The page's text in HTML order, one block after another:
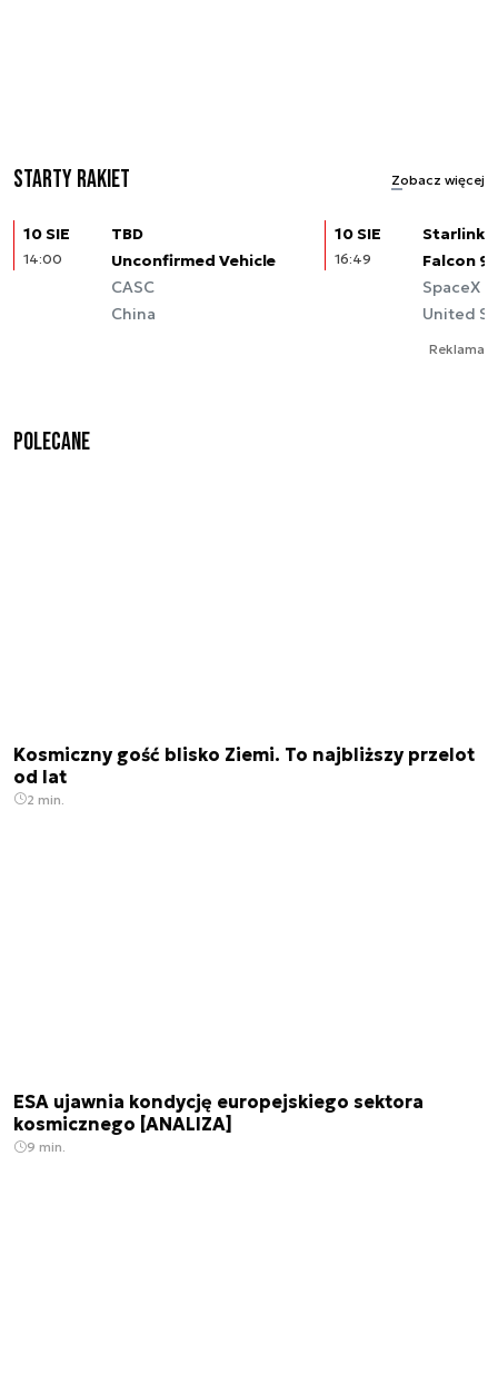
Starty rakiet Zobacz więcej
10 SIE
14:00
TBD
Unconfirmed Vehicle
CASC
China
10 SIE
16:49
Starlink
Falcon 9
SpaceX
United
Reklama
Polecane
Kosmiczny gość blisko Ziemi. To najbliższy przelot
od lat
2 min.
ESA ujawnia kondycję europejskiego sektora
kosmicznego [ANALIZA]
9 min.